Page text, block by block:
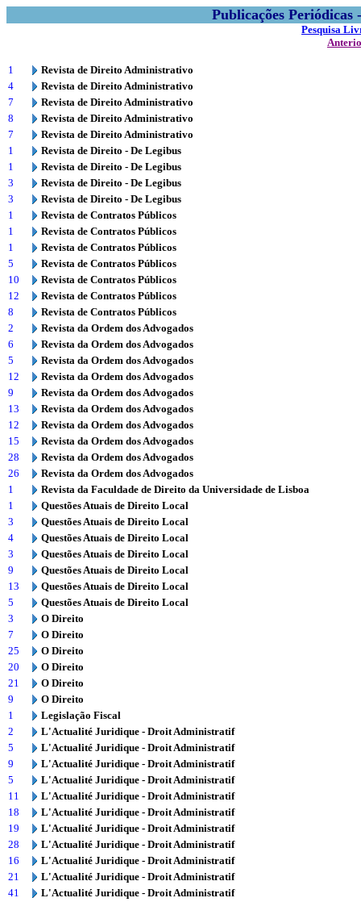
Publicações
Pesquisa
1
Revista de Direito Administrativo
4
Revista de Direito Administrativo
7
Revista de Direito Administrativo
8
Revista de Direito Administrativo
7
Revista de Direito Administrativo
1
Revista de Direito - De Legibus
1
Revista de Direito - De Legibus
3
Revista de Direito - De Legibus
3
Revista de Direito - De Legibus
1
Revista de Contratos Públicos
1
Revista de Contratos Públicos
1
Revista de Contratos Públicos
5
Revista de Contratos Públicos
10
Revista de Contratos Públicos
12
Revista de Contratos Públicos
8
Revista de Contratos Públicos
2
Revista da Ordem dos Advogados
6
Revista da Ordem dos Advogados
5
Revista da Ordem dos Advogados
12
Revista da Ordem dos Advogados
9
Revista da Ordem dos Advogados
13
Revista da Ordem dos Advogados
12
Revista da Ordem dos Advogados
15
Revista da Ordem dos Advogados
28
Revista da Ordem dos Advogados
26
Revista da Ordem dos Advogados
1
Revista da Faculdade de Direito da Universidade de Lisboa
1
Questões Atuais de Direito Local
3
Questões Atuais de Direito Local
4
Questões Atuais de Direito Local
3
Questões Atuais de Direito Local
9
Questões Atuais de Direito Local
13
Questões Atuais de Direito Local
5
Questões Atuais de Direito Local
3
O Direito
7
O Direito
25
O Direito
20
O Direito
21
O Direito
9
O Direito
1
Legislação Fiscal
2
L'Actualité Juridique - Droit Administratif
5
L'Actualité Juridique - Droit Administratif
9
L'Actualité Juridique - Droit Administratif
5
L'Actualité Juridique - Droit Administratif
11
L'Actualité Juridique - Droit Administratif
18
L'Actualité Juridique - Droit Administratif
19
L'Actualité Juridique - Droit Administratif
28
L'Actualité Juridique - Droit Administratif
16
L'Actualité Juridique - Droit Administratif
21
L'Actualité Juridique - Droit Administratif
41
L'Actualité Juridique - Droit Administratif